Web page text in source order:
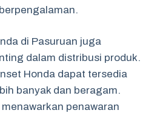
di Pasuruan juga
dalam distribusi produk.
Honda dapat tersedia
banyak dan beragam.
penawaran